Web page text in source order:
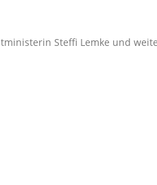
Steffi Lemke und